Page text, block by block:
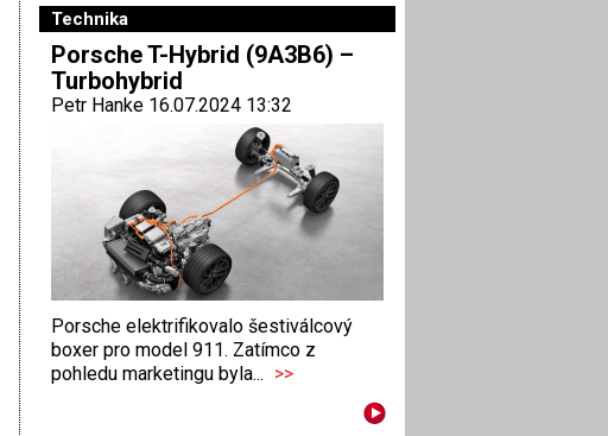
Technika
Porsche T-Hybrid (9A3B6) –
Turbohybrid
Petr Hanke 16.07.2024 13:32
Porsche elektrifikovalo šestiválcový
boxer pro model 911. Zatímco z
pohledu marketingu byla... >>